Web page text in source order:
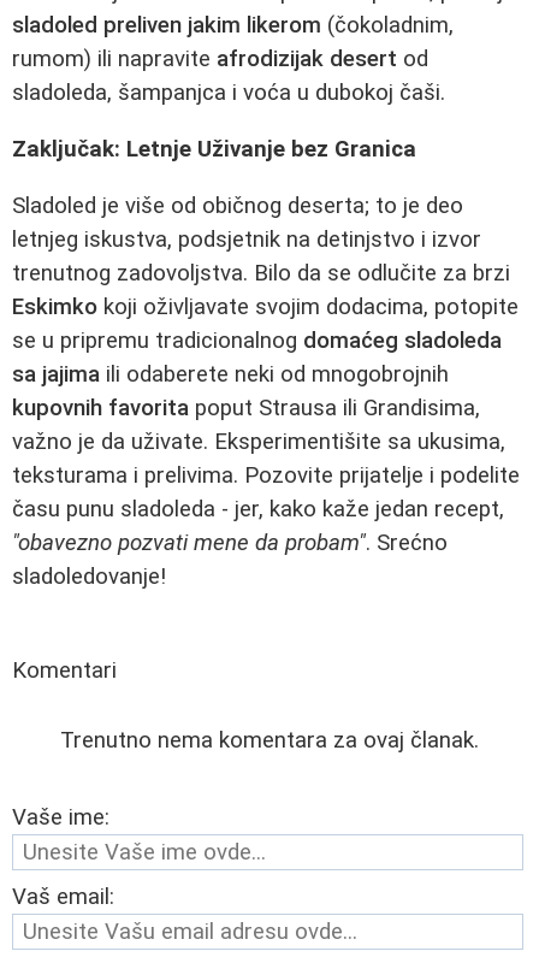
sladoled preliven jakim likerom (čokoladnim,
rumom) ili napravite afrodizijak desert od
sladoleda, šampanjca i voća u dubokoj čaši.
Zaključak: Letnje Uživanje bez Granica
Sladoled je više od običnog deserta; to je deo
letnjeg iskustva, podsjetnik na detinjstvo i izvor
trenutnog zadovoljstva. Bilo da se odlučite za brzi
Eskimko koji oživljavate svojim dodacima, potopite
se u pripremu tradicionalnog domaćeg sladoleda
sa jajima ili odaberete neki od mnogobrojnih
kupovnih favorita poput Strausa ili Grandisima,
važno je da uživate. Eksperimentišite sa ukusima,
teksturama i prelivima. Pozovite prijatelje i podelite
času punu sladoleda - jer, kako kaže jedan recept,
"obavezno pozvati mene da probam". Srećno
sladoledovanje!
Komentari
Trenutno nema komentara za ovaj članak.
Vaše ime:
Vaš email: